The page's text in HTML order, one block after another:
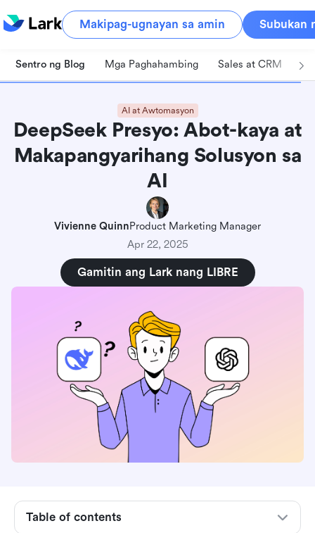
Makipag-ugnayan sa amin Subukan
Sentro ng Blog Mga Paghahambing Sales at CRM
AI at Awtomasyon
DeepSeek Presyo: Abot-kaya at
Makapangyarihang Solusyon sa
AI
Vivienne QuinnProduct Marketing Manager
Apr 22, 2025
Gamitin ang Lark nang LIBRE
Table of contents
Mga Pangunahing Konsepto ng AI na Dapat
Mong Malaman